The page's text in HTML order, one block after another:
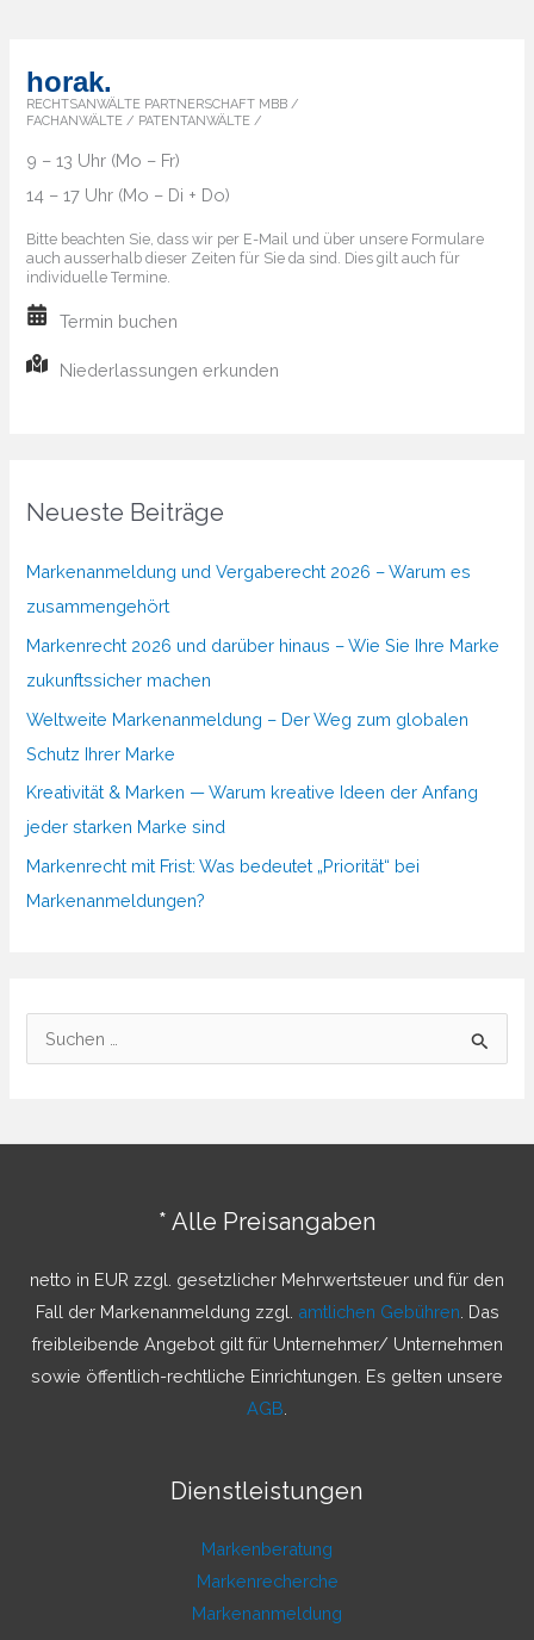
horak.
RECHTSANWÄLTE PARTNERSCHAFT MBB /
FACHANWÄLTE / PATENTANWÄLTE /
9 – 13 Uhr (Mo – Fr)
14 – 17 Uhr (Mo – Di + Do)
Bitte beachten Sie, dass wir per E-Mail und über unsere Formulare
auch ausserhalb dieser Zeiten für Sie da sind. Dies gilt auch für
individuelle Termine.
Termin buchen
Niederlassungen erkunden
Neueste Beiträge
Markenanmeldung und Vergaberecht 2026 – Warum es
zusammengehört
Markenrecht 2026 und darüber hinaus – Wie Sie Ihre Marke
zukunftssicher machen
Weltweite Markenanmeldung – Der Weg zum globalen
Schutz Ihrer Marke
Kreativität & Marken — Warum kreative Ideen der Anfang
jeder starken Marke sind
Markenrecht mit Frist: Was bedeutet „Priorität“ bei
Markenanmeldungen?
u
h
* Alle Preisangaben
netto in EUR zzgl. gesetzlicher Mehrwertsteuer und für den
Fall der Markenanmeldung zzgl. amtlichen Gebühren . Das
freibleibende Angebot gilt für Unternehmer/ Unternehmen
sowie öffentlich-rechtliche Einrichtungen. Es gelten unsere
AGB
Dienstleistungen
Markenberatung
Markenrecherche
Markenanmeldung